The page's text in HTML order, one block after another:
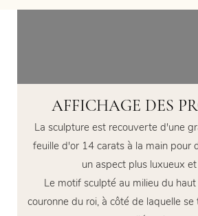
AFFICHAGE DES
La sculpture est recouverte d'une
feuille d'or 14 carats à la main pour
un aspect plus luxueux
Le motif sculpté au milieu du
couronne du roi, à côté de laquelle